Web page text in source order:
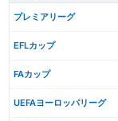
プレミアリーグ
EFLカップ
FAカップ
UEFAヨーロッパリーグ